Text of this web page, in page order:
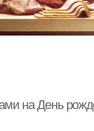
на День